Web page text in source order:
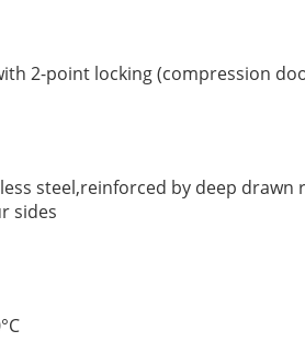
2-point locking (compression
steel,reinforced by deep
sides